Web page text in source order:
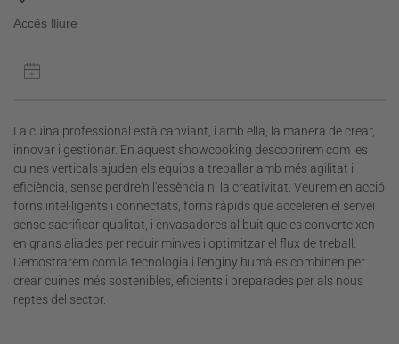
Accés lliure
La cuina professional està canviant, i amb ella, la manera de crear,
innovar i gestionar. En aquest showcooking descobrirem com les
cuines verticals ajuden els equips a treballar amb més agilitat i
eficiència, sense perdre'n l'essència ni la creativitat. Veurem en acció
forns intel·ligents i connectats, forns ràpids que acceleren el servei
sense sacrificar qualitat, i envasadores al buit que es converteixen
en grans aliades per reduir minves i optimitzar el flux de treball.
Demostrarem com la tecnologia i l'enginy humà es combinen per
crear cuines més sostenibles, eficients i preparades per als nous
reptes del sector.